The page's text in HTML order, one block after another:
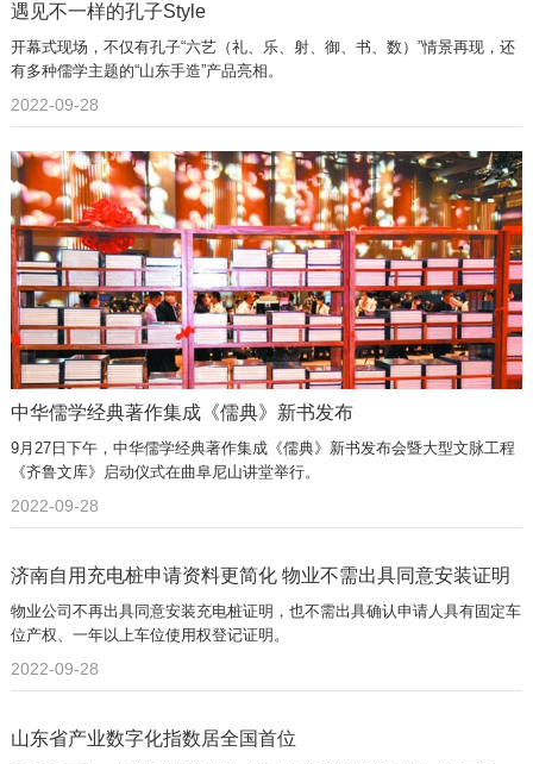
遇见不一样的孔子Style
开幕式现场，不仅有孔子“六艺（礼、乐、射、御、书、数）”情景再现，还
有多种儒学主题的“山东手造”产品亮相。
2022-09-28
中华儒学经典著作集成《儒典》新书发布
9月27日下午，中华儒学经典著作集成《儒典》新书发布会暨大型文脉工程
《齐鲁文库》启动仪式在曲阜尼山讲堂举行。
2022-09-28
济南自用充电桩申请资料更简化 物业不需出具同意安装证明
物业公司不再出具同意安装充电桩证明，也不需出具确认申请人具有固定车
位产权、一年以上车位使用权登记证明。
2022-09-28
山东省产业数字化指数居全国首位